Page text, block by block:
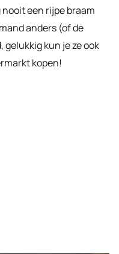
nooit een rijpe braam
anders (of de
gelukkig kun je ze ook
kopen!